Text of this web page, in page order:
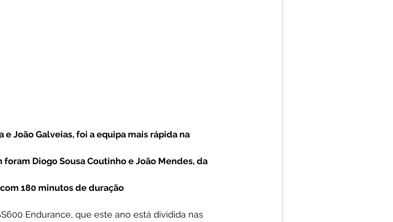
e João Galveias, foi a equipa mais rápida na
foram Diogo Sousa Coutinho e João Mendes, da
180 minutos de duração
Endurance, que este ano está dividida nas